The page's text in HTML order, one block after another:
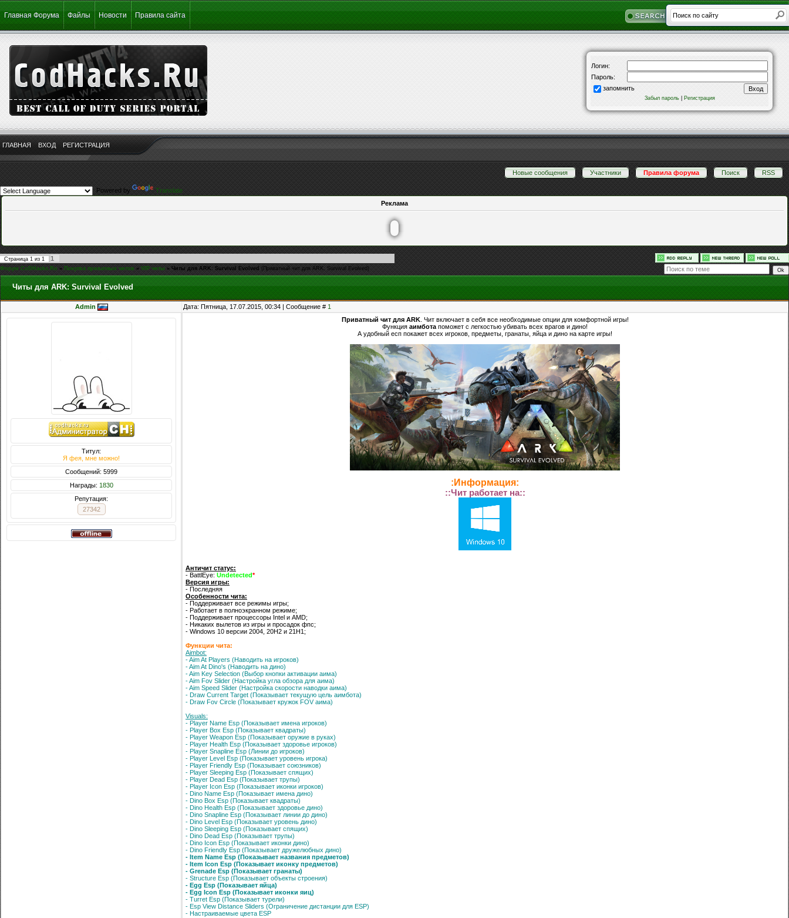
Главная Форума Файлы Новости Правила сайта
ГЛАВНАЯ ВХОД РЕГИСТРАЦИЯ
Логин:
Пароль:
запомнить
Забыл пароль| Регистрация
Новые сообщения · Участники · Правила форума · Поиск · RSS
Powered by
Translate
Реклама
Страница 1 из 1 1
Форум CoDHacks.Ru » Покупка приватных читов » VIP читы » Читы для ARK: Survival Evolved (Приватный чит для ARK: Survival Evolved)
Читы для ARK: Survival Evolved
Admin Дата: Пятница, 17.07.2015, 00:34 | Сообщение # 1
Титул:
Я фея, мне можно!
Сообщений: 5999
Награды: 1830
Репутация:
27342
Приватный чит для ARK. Чит включает в себя все необходимые опции для комфортной игры!
Функция аимбота поможет с легкостью убивать всех врагов и дино!
А удобный есп покажет всех игроков, предметы, гранаты, яйца и дино на карте игры!
:Информация:
::Чит работает на::
Античит статус:
- BattlEye: Undetected*
Версия игры:
- Последняя
Особенности чита:
- Поддерживает все режимы игры;
- Работает в полноэкранном режиме;
- Поддерживает процессоры Intel и AMD;
- Никаких вылетов из игры и просадок фпс;
- Windows 10 версии 2004, 20H2 и 21H1;
Функции чита:
Aimbot:
- Aim At Players (Наводить на игроков)
- Aim At Dino's (Наводить на дино)
- Aim Key Selection (Выбор кнопки активации аима)
- Aim Fov Slider (Настройка угла обзора для аима)
- Aim Speed Slider (Настройка скорости наводки аима)
- Draw Current Target (Показывает текущую цель аимбота)
- Draw Fov Circle (Показывает кружок FOV аима)
Visuals:
- Player Name Esp (Показывает имена игроков)
- Player Box Esp (Показывает квадраты)
- Player Weapon Esp (Показывает оружие в руках)
- Player Health Esp (Показывает здоровье игроков)
- Player Snapline Esp (Линии до игроков)
- Player Level Esp (Показывает уровень игрока)
- Player Friendly Esp (Показывает союзников)
- Player Sleeping Esp (Показывает спящих)
- Player Dead Esp (Показывает трупы)
- Player Icon Esp (Показывает иконки игроков)
- Dino Name Esp (Показывает имена дино)
- Dino Box Esp (Показывает квадраты)
- Dino Health Esp (Показывает здоровье дино)
- Dino Snapline Esp (Показывает линии до дино)
- Dino Level Esp (Показывает уровень дино)
- Dino Sleeping Esp (Показывает спящих)
- Dino Dead Esp (Показывает трупы)
- Dino Icon Esp (Показывает иконки дино)
- Dino Friendly Esp (Показывает дружелюбных дино)
- Item Name Esp (Показывает названия предметов)
- Item Icon Esp (Показывает иконку предметов)
- Grenade Esp (Показывает гранаты)
- Structure Esp (Показывает объекты строения)
- Egg Esp (Показывает яйца)
- Egg Icon Esp (Показывает иконки яиц)
- Turret Esp (Показывает турели)
- Esp View Distance Sliders (Ограничение дистанции для ESP)
- Настраиваемые цвета ESP